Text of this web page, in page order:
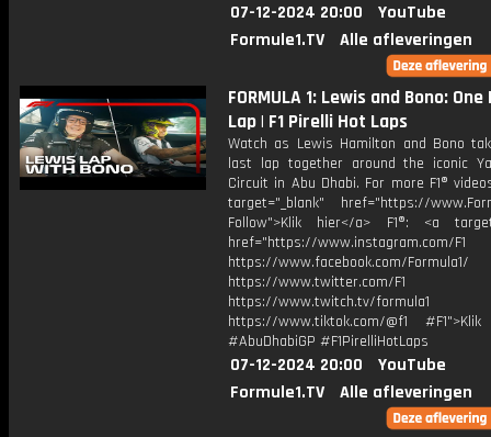
07-12-2024 20:00
YouTube
Formule1.TV
Alle afleveringen
FORMULA 1: Lewis and Bono:
Lap | F1 Pirelli Hot Laps
Watch as Lewis Hamilton and Bono
last lap together around the iconic
Circuit in Abu Dhabi. For more F1®
target="_blank" href="https://
Follow">Klik hier</a> F1®: <a
href="https://www.instagram.com/F1
https://www.facebook.com/Formula1/
https://www.twitter.com/F1
https://www.twitch.tv/formula1
https://www.tiktok.com/@f1
#AbuDhabiGP #F1PirelliHotLaps
07-12-2024 20:00
YouTube
Formule1.TV
Alle afleveringen